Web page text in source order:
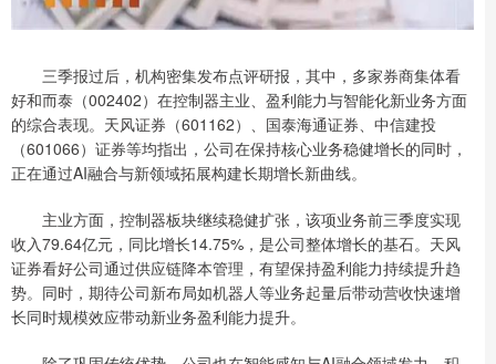
三季报过后，机构密集发布点评研报，其中，多家券商集体看
好和而泰（002402）在控制器主业、盈利能力与智能化新业务方面
的综合表现。天风证券（601162）、国泰海通证券、中信建投
（601066）证券等均指出，公司在保持核心业务稳健增长的同时，
正在通过AI融合与新领域拓展构建长期增长新曲线。
主业方面，控制器板块继续稳健扩张，该项业务前三季度实现
收入79.64亿元，同比增长14.75%，是公司整体增长的基石。天风
证券看好公司通过供应链降本管理，有望保持盈利能力持续提升趋
势。同时，期待公司新布局如机器人等业务起量后带动营收快速增
长同时规模效应带动新业务盈利能力提升。